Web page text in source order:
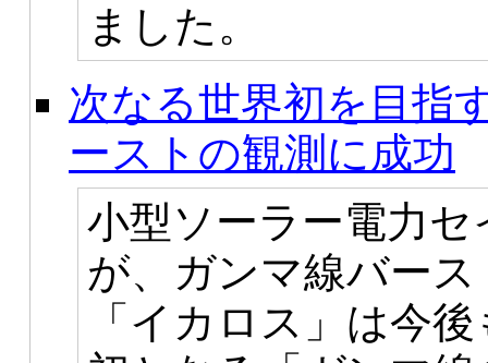
ました。
次なる世界初を目指
ーストの観測に成功
小型ソーラー電力
が、ガンマ線バー
「イカロス」は今